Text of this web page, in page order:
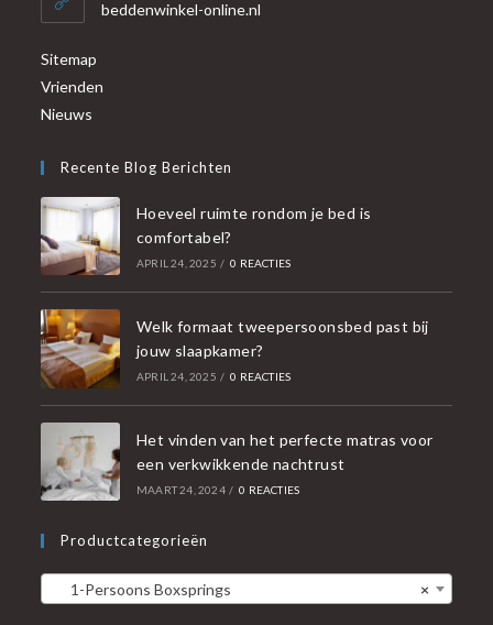
beddenwinkel-online.nl
Sitemap
Vrienden
Nieuws
Recente Blog Berichten
Hoeveel ruimte rondom je bed is
comfortabel?
APRIL 24, 2025 / 0 REACTIES
Welk formaat tweepersoonsbed past bij
jouw slaapkamer?
APRIL 24, 2025 / 0 REACTIES
Het vinden van het perfecte matras voor
een verkwikkende nachtrust
MAART 24, 2024 / 0 REACTIES
Productcategorieën
×
1-Persoons Boxsprings